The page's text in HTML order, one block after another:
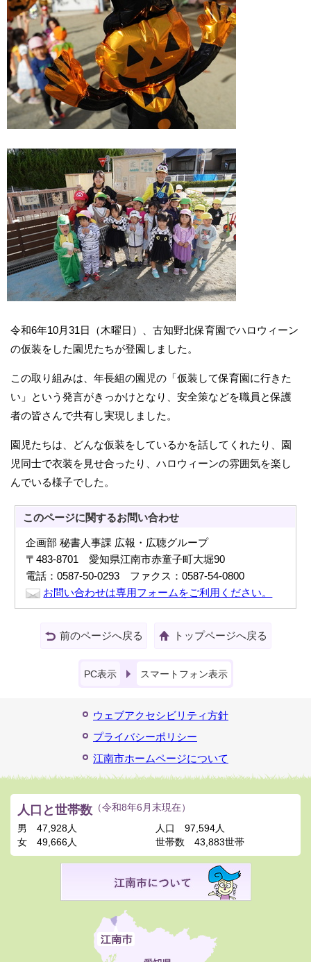
令和6年10月31日（木曜日）、古知野北保育園でハロウィーン
の仮装をした園児たちが登園しました。
この取り組みは、年長組の園児の「仮装して保育園に行きた
い」という発言がきっかけとなり、安全策などを職員と保護
者の皆さんで共有し実現しました。
園児たちは、どんな仮装をしているかを話してくれたり、園
児同士で衣装を見せ合ったり、ハロウィーンの雰囲気を楽し
んでいる様子でした。
このページに関するお問い合わせ
企画部 秘書人事課 広報・広聴グループ
〒483-8701 愛知県江南市赤童子町大堀90
電話：0587-50-0293 ファクス：0587-54-0800
お問い合わせは専用フォームをご利用ください。
前のページへ戻る トップページへ戻る
PC表示 スマートフォン表示
ウェブアクセシビリティ方針
プライバシーポリシー
江南市ホームページについて
人口と世帯数 （令和8年6月末現在）
男
47,928人
女
49,666人
人口
97,594人
世帯数
43,883世帯